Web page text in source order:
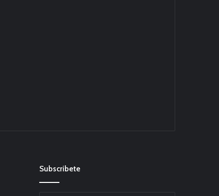
Subscribete